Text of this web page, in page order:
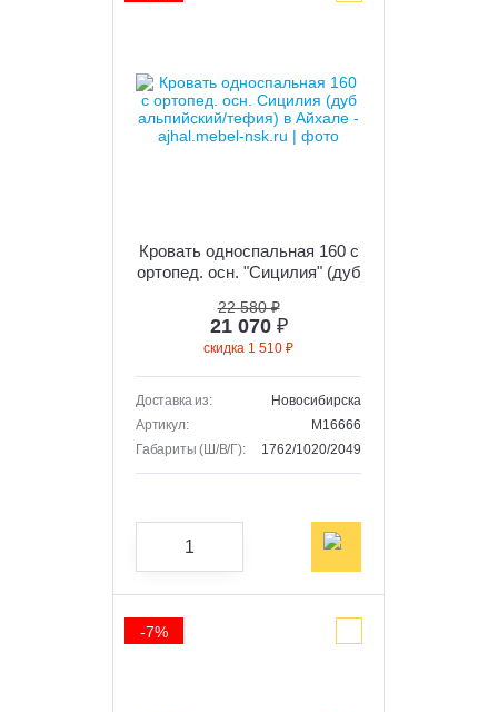
Кровать односпальная 160 с
ортопед. осн. "Сицилия" (дуб
22 580 ₽
21 070 ₽
скидка 1 510 ₽
Доставка из:
Новосибирска
Артикул:
M16666
Габариты (Ш/В/Г):
1762/1020/2049
-7%